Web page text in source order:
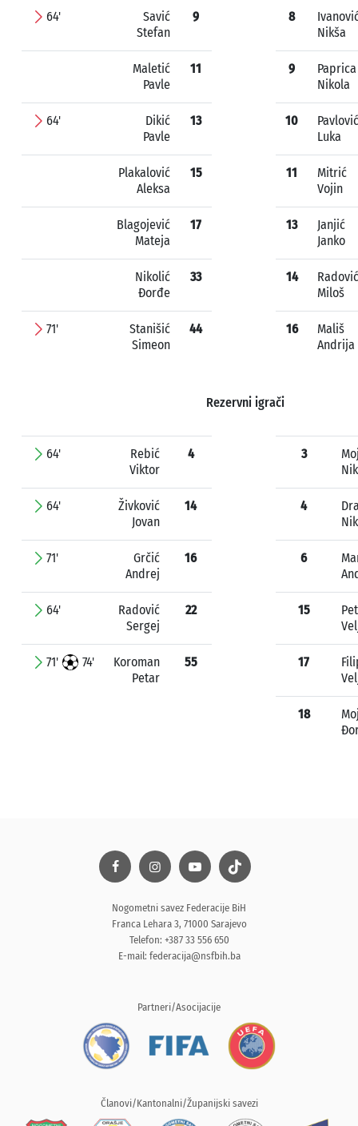
64'
Savić
Stefan
9
Maletić
Pavle
11
64'
Dikić
Pavle
13
Plakalović
Aleksa
15
Blagojević
Mateja
17
Nikolić
Đorđe
33
71'
Stanišić
Simeon
44
8
Nikša
9
Paprica
Nikola
10
Pavlović
Luka
11
Mitrić
Vojin
13
Janjić
Janko
14
Radović
Miloš
16
Mališ
Andrija
Rezervni igrači
64'
Rebić
Viktor
4
64'
Živković
Jovan
14
71'
Grčić
Andrej
16
64'
Radović
Sergej
22
71' 74'
Koroman
Petar
55
3
4
6
15
17
18
Nogometni savez Federacije BiH
Franca Lehara 3, 71000 Sarajevo
Telefon: +387 33 556 650
E-mail: federacija@nsfbih.ba
Partneri/Asocijacije
Članovi/Kantonalni/Županijski savezi